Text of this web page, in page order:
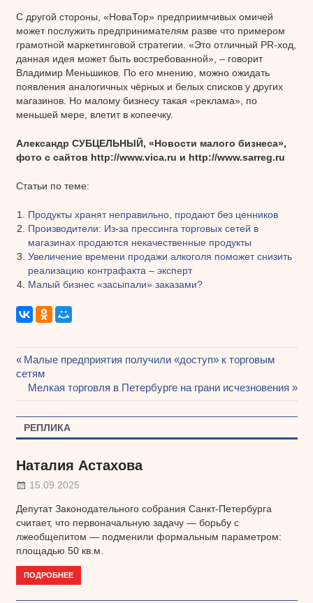
С другой стороны, «НоваТор» предприимчивых омичей
может послужить предпринимателям разве что примером
грамотной маркетинговой стратегии. «Это отличный PR-ход,
данная идея может быть востребованной», – говорит
Владимир Меньшиков. По его мнению, можно ожидать
появления аналогичных чёрных и белых списков у других
магазинов. Но малому бизнесу такая «реклама», по
меньшей мере, влетит в копеечку.
Александр СУБЦЕЛЬНЫЙ, «Новости малого бизнеса»,
фото с сайтов http://www.vica.ru и http://www.sarreg.ru
Статьи по теме:
Продукты хранят неправильно, продают без ценников
Производители: Из-за прессинга торговых сетей в
магазинах продаются некачественные продукты
Увеличение времени продажи алкоголя поможет снизить
реализацию контрафакта – эксперт
Малый бизнес «засыпали» заказами?
Навигация
по
записям
Предыдущая
запись:
Малые предприятия получили «доступ» к торговым
сетям
Следующая
запись:
Мелкая торговля в Петербурге на грани исчезновения
РЕПЛИКА
Наталия Астахова
15.09.2025
Депутат Законодательного собрания Санкт-Петербурга
считает, что первоначальную задачу — борьбу с
лжеобщепитом — подменили формальным параметром:
площадью 50 кв.м.
ПОДРОБНЕЕ